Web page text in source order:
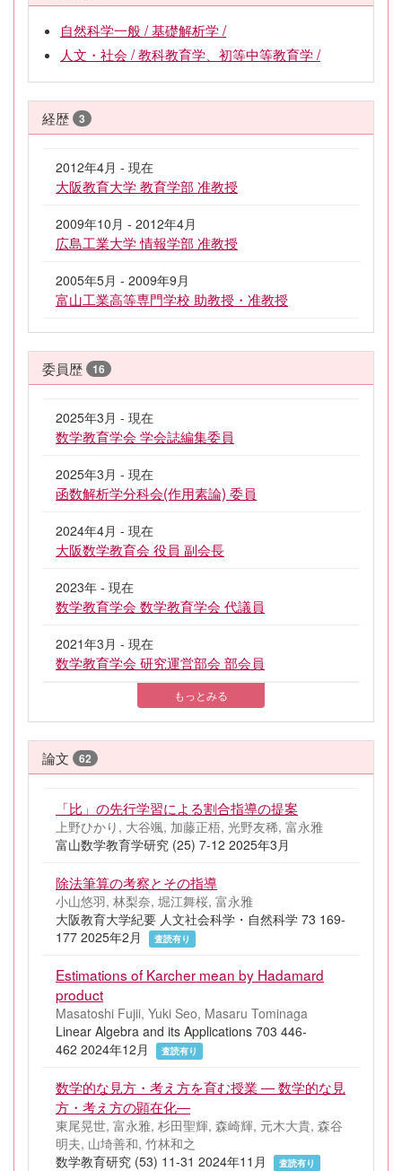
自然科学一般 / 基礎解析学 /
人文・社会 / 教科教育学、初等中等教育学 /
経歴 3
2012年4月 - 現在
大阪教育大学 教育学部 准教授
2009年10月 - 2012年4月
広島工業大学 情報学部 准教授
2005年5月 - 2009年9月
富山工業高等専門学校 助教授・准教授
委員歴 16
2025年3月 - 現在
数学教育学会 学会誌編集委員
2025年3月 - 現在
函数解析学分科会(作用素論) 委員
2024年4月 - 現在
大阪数学教育会 役員 副会長
2023年 - 現在
数学教育学会 数学教育学会 代議員
2021年3月 - 現在
数学教育学会 研究運営部会 部会員
もっとみる
論文 62
「比」の先行学習による割合指導の提案
上野ひかり, 大谷颯, 加藤正梧, 光野友稀, 富永雅
富山数学教育学研究 (25) 7-12 2025年3月
除法筆算の考察とその指導
小山悠羽, 林梨奈, 堀江舞桜, 富永雅
大阪教育大学紀要 人文社会科学・自然科学 73 169-
177 2025年2月
査読有り
Estimations of Karcher mean by Hadamard
product
Masatoshi Fujii, Yuki Seo, Masaru Tominaga
Linear Algebra and its Applications 703 446-
462 2024年12月
査読有り
数学的な見方・考え方を育む授業 ― 数学的な見
方・考え方の顕在化―
東尾晃世, 富永雅, 杉田聖輝, 森崎輝, 元木大貴, 森谷
明夫, 山埼善和, 竹林和之
数学教育研究 (53) 11-31 2024年11月
査読有り